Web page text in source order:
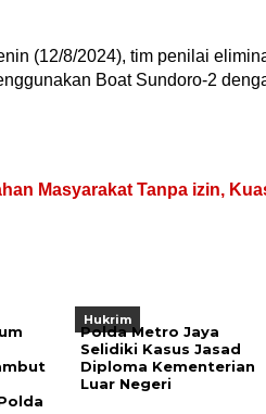
(12/8/2024), tim penilai
Boat Sundoro-2
Masyarakat Tanpa izin,
Hukrim
Polda Metro Jaya
Selidiki Kasus Jasad
Diploma Kementerian
Luar Negeri